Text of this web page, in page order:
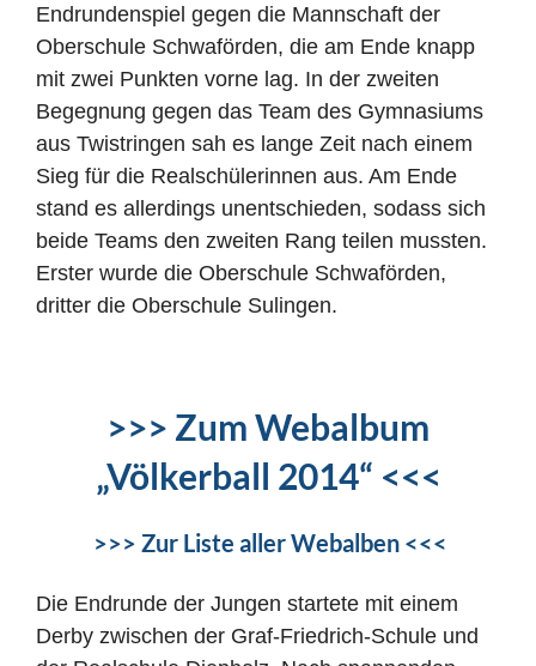
Endrundenspiel gegen die Mannschaft der
Oberschule Schwaförden, die am Ende knapp
mit zwei Punkten vorne lag. In der zweiten
Begegnung gegen das Team des Gymnasiums
aus Twistringen sah es lange Zeit nach einem
Sieg für die Realschülerinnen aus. Am Ende
stand es allerdings unentschieden, sodass sich
beide Teams den zweiten Rang teilen mussten.
Erster wurde die Oberschule Schwaförden,
dritter die Oberschule Sulingen.
>>> Zum Webalbum
„Völkerball 2014“ <<<
>>> Zur Liste aller Webalben <<<
Die Endrunde der Jungen startete mit einem
Derby zwischen der Graf-Friedrich-Schule und